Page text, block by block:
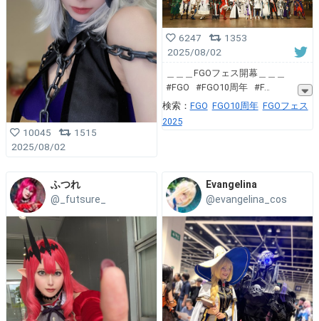
10045
1515
2025/08/02
6247
1353
2025/08/02
＿＿＿FGOフェス開幕＿＿＿
#FGO #FGO10周年 #F
検索： FGO FGO10周年 FGOフェス
2025
ふつれ
@_futsure_
Evangelina
@evangelina_cos